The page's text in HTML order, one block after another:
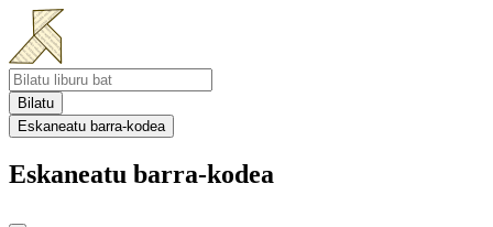
Bilatu
Eskaneatu barra-kodea
Eskaneatu barra-kodea